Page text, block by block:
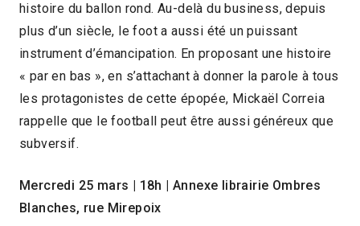
histoire du ballon rond. Au-delà du business, depuis
plus d’un siècle, le foot a aussi été un puissant
instrument d’émancipation. En proposant une histoire
« par en bas », en s’attachant à donner la parole à tous
les protagonistes de cette épopée, Mickaël Correia
rappelle que le football peut être aussi généreux que
subversif.
Mercredi 25 mars | 18h | Annexe librairie Ombres
Blanches, rue Mirepoix